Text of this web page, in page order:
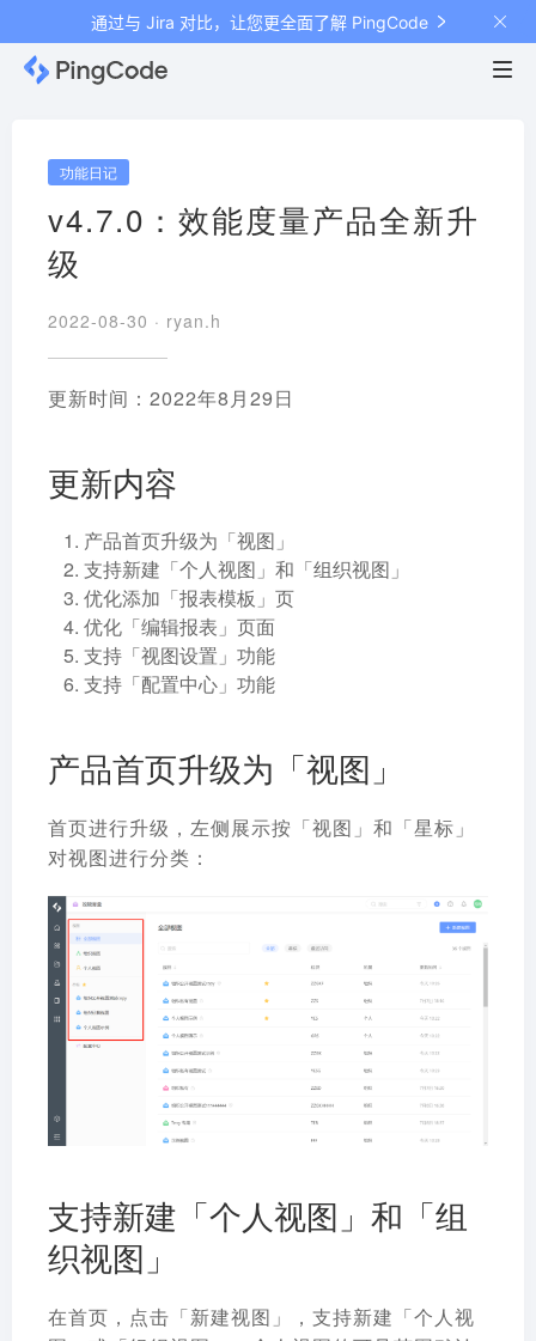
通过与 Jira 对比，让您更全面了解 PingCode
功能日记
v4.7.0：效能度量产品全新升
级
2022-08-30 · ryan.h
更新时间：2022年8月29日
更新内容
产品首页升级为「视图」
支持新建「个人视图」和「组织视图」
优化添加「报表模板」页
优化「编辑报表」页面
支持「视图设置」功能
支持「配置中心」功能
产品首页升级为「视图」
首页进行升级，左侧展示按「视图」和「星标」
对视图进行分类：
支持新建「个人视图」和「组
织视图」
在首页，点击「新建视图」，支持新建「个人视